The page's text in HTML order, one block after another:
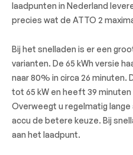
laadpunten in Nederland
precies wat de ATTO 2
Bij het snelladen is er een
varianten. De 65 kWh versie
naar 80% in circa 26 minuten.
tot 65 kW en heeft 39
Overweegt u regelmatig
accu de betere keuze. Bij
aan het laadpunt.